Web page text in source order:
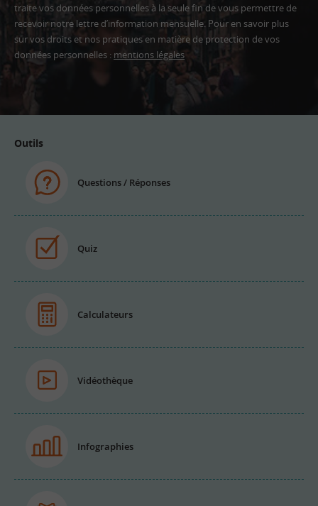
traite vos données personnelles à la seule fin de vous permettre de
recevoir notre lettre d’information mensuelle. Pour en savoir plus
sur vos droits et nos pratiques en matière de protection de vos
données personnelles : mentions légales
Adresse
Outils
Questions / Réponses
Quiz
Calculateurs
Vidéothèque
Infographies